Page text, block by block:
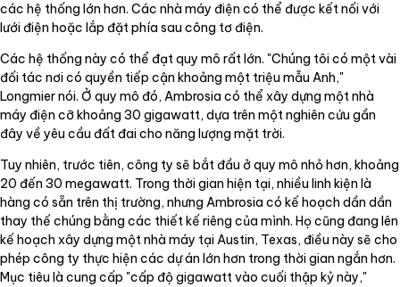
các hệ thống lớn hơn. Các nhà máy điện có thể được kết nối với
lưới điện hoặc lắp đặt phía sau công tơ điện.
Các hệ thống này có thể đạt quy mô rất lớn. "Chúng tôi có một vài
đối tác nơi có quyền tiếp cận khoảng một triệu mẫu Anh,"
Longmier nói. Ở quy mô đó, Ambrosia có thể xây dựng một nhà
máy điện cỡ khoảng 30 gigawatt, dựa trên một nghiên cứu gần
đây về yêu cầu đất đai cho năng lượng mặt trời.
Tuy nhiên, trước tiên, công ty sẽ bắt đầu ở quy mô nhỏ hơn, khoảng
20 đến 30 megawatt. Trong thời gian hiện tại, nhiều linh kiện là
hàng có sẵn trên thị trường, nhưng Ambrosia có kế hoạch dần dần
thay thế chúng bằng các thiết kế riêng của mình. Họ cũng đang lên
kế hoạch xây dựng một nhà máy tại Austin, Texas, điều này sẽ cho
phép công ty thực hiện các dự án lớn hơn trong thời gian ngắn hơn.
Mục tiêu là cung cấp "cấp độ gigawatt vào cuối thập kỷ này,"